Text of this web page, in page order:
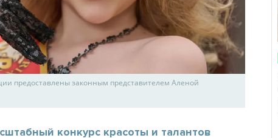
предоставлены законным представителем Аленой
конкурс красоты и талантов